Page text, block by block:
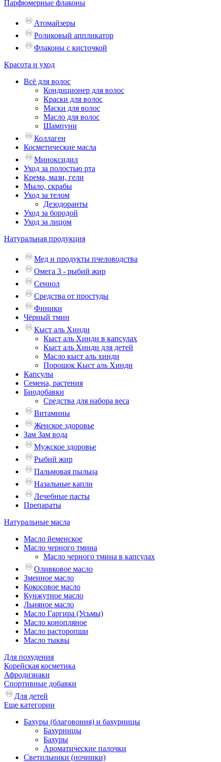
Парфюмерные флаконы
Атомайзеры
Роликовый аппликатор
Флаконы с кисточкой
Красота и уход
Всё для волос
Кондиционер для волос
Краски для волос
Маски для волос
Масло для волос
Шампуни
Коллаген
Косметические масла
Миноксидил
Уход за полостью рта
Крема, мази, гели
Мыло, скрабы
Уход за телом
Дезодоранты
Уход за бородой
Уход за лицом
Натуральная продукция
Мед и продукты пчеловодства
Омега 3 - рыбий жир
Сеннол
Средства от простуды
Финики
Чёрный тмин
Кыст аль Хинди
Кыст аль Хинди в капсулах
Кыст аль Хинди для детей
Масло кыст аль хинди
Порошок Кыст аль Хинди
Капсулы
Семена, растения
Биодобавки
Средства для набора веса
Витамины
Женское здоровье
Зам Зам вода
Мужское здоровье
Рыбий жир
Пальмовая пыльца
Назальные капли
Лечебные пасты
Препараты
Натуральные масла
Масло йеменское
Масло черного тмина
Масло черного тмина в капсулах
Оливковое масло
Змеиное масло
Кокосовое масло
Кунжутное масло
Льняное масло
Масло Гаргира (Усьмы)
Масло конопляное
Масло расторопши
Масло тыквы
Для похудения
Корейская косметика
Афродизиаки
Спортивные добавки
Для детей
Еще категории
Бахуры (благовония) и бахурницы
Бахурницы
Бахуры
Ароматические палочки
Светильники (ночники)